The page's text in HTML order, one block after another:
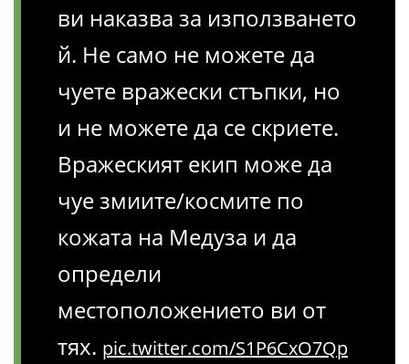
ви наказва за използването
й. Не само не можете да
чуете вражески стъпки, но
и не можете да се скриете.
Вражеският екип може да
чуе змиите/космите по
кожата на Медуза и да
определи
местоположението ви от
тях. pic.twitter.com/S1P6CxO7Qp